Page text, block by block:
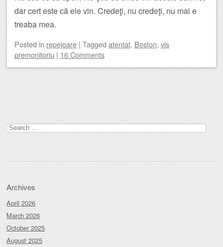
dar cert este că ele vin. Credeţi, nu credeţi, nu mai e
treaba mea.
Posted in repejoare | Tagged atentat, Boston, vis
premonitoriu | 16 Comments
Search
for:
Archives
April 2026
March 2026
October 2025
August 2025